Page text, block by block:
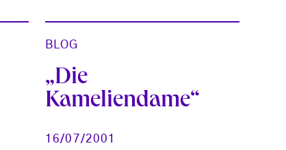
BLOG
„Die
Kameliendame“
16/07/2001